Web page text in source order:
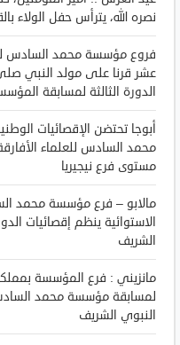
نصره الله، يترأس حفل الولاء
فروع مؤسسة محمد السادس
عشر قرنا على مولد النبي
الدورة الثالثة لمسابقة
أبوجا تحتضن الإقصائيات
محمد السادس للعلماء
مستوى فرع نيجيريا
مالابو – فرع مؤسسة محمد
الاستوائية ينظم إقصائيات
الشريف
مانزيني : فرع المؤسسة
لمسابقة مؤسسة محمد
النبوي الشريف